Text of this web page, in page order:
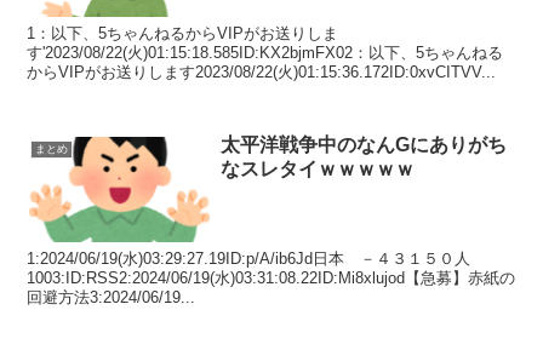
1：以下、5ちゃんねるからVIPがお送りしま
す'2023/08/22(火)01:15:18.585ID:KX2bjmFX02：以下、5ちゃんねる
からVIPがお送りします2023/08/22(火)01:15:36.172ID:0xvCITVV...
まとめ
太平洋戦争中のなんGにありがち
なスレタイｗｗｗｗｗ
1:2024/06/19(水)03:29:27.19ID:p/A/ib6Jd日本 －４３１５０人
1003:ID:RSS2:2024/06/19(水)03:31:08.22ID:Mi8xlujod【急募】赤紙の
回避方法3:2024/06/19...